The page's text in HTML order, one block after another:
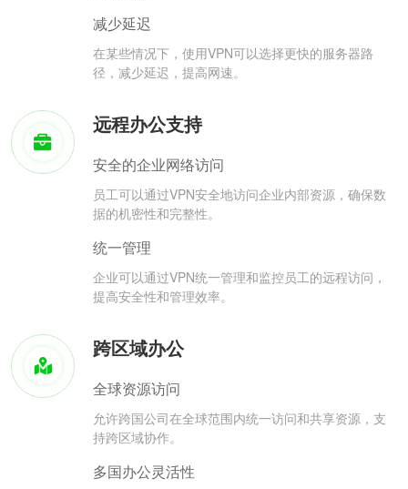
减少延迟
在某些情况下，使用VPN可以选择更快的服务器路
径，减少延迟，提高网速。
远程办公支持
安全的企业网络访问
员工可以通过VPN安全地访问企业内部资源，确保数
据的机密性和完整性。
统一管理
企业可以通过VPN统一管理和监控员工的远程访问，
提高安全性和管理效率。
跨区域办公
全球资源访问
允许跨国公司在全球范围内统一访问和共享资源，支
持跨区域协作。
多国办公灵活性